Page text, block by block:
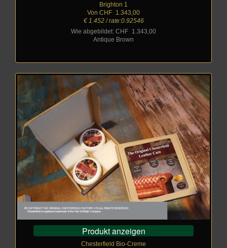
Brighton 1
Von CHF
1.343,00
€ 1.452 / rate:0.92546
Wie abgebildet: CHF
1.343,00
Antique Brown
Produkt anzeigen
Chesterfield Bio-Creme